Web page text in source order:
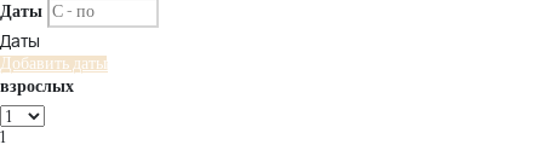
Даты
Даты
Добавить даты
взрослых
1